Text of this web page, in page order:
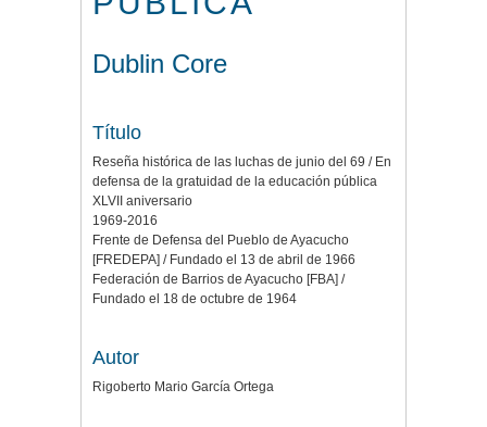
Dublin Core
Título
Reseña histórica de las luchas de junio del 69 / En
defensa de la gratuidad de la educación pública
XLVII aniversario
1969-2016
Frente de Defensa del Pueblo de Ayacucho
[FREDEPA] / Fundado el 13 de abril de 1966
Federación de Barrios de Ayacucho [FBA] /
Fundado el 18 de octubre de 1964
Autor
Rigoberto Mario García Ortega